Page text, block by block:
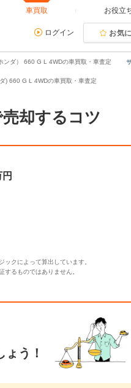
車買取 お役立
ログイン お気
ンダ） 660 G L 4WDの車買取・車査定
) 660 G L 4WDの車買取・車査定
却するコツ
クによって算出しています。
るものではありません。
ょう！